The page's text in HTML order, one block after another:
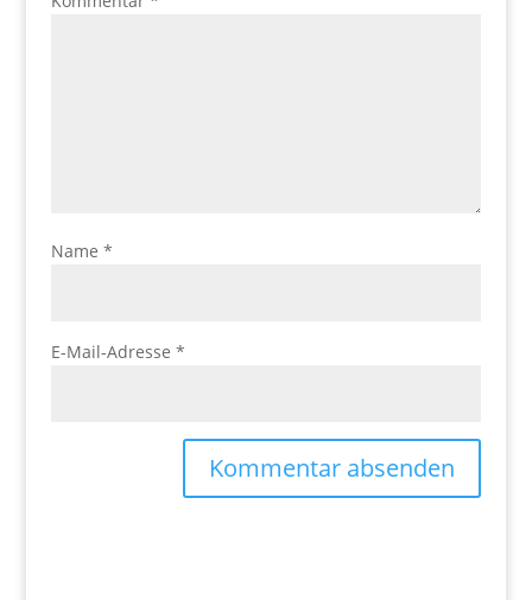
Name *
E-Mail-Adresse *